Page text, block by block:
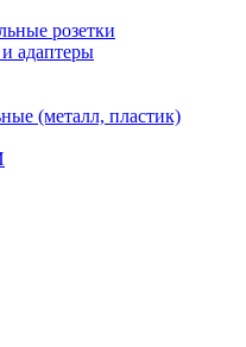
розетки
адаптеры
(металл, пластик)